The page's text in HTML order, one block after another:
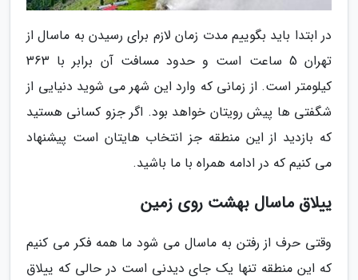
در ابتدا باید بگوییم مدت زمان لازم برای رسیدن به ماسال از
تهران 5 ساعت است و حدود مسافت آن برابر با 363
کیلومتر است. از زمانی که وارد این شهر می شوید دنیایی از
شگفتی ها پیش رویتان خواهد بود. اگر جزو کسانی هستید
که بازدید از این منطقه جز انتخاب هایتان است پیشنهاد
می کنیم که در ادامه همراه با ما باشید.
ییلاق ماسال بهشت روی زمین
وقتی حرف از رفتن به ماسال می شود ما همه فکر می کنیم
که این منطقه تنها یک جای دیدنی است در حالی که ییلاق